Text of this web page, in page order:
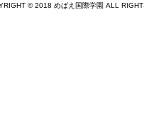
© 2018 めばえ国際学園 ALL